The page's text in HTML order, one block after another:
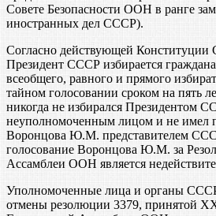
Совете Безопасности ООН в ранге
иностранных дел СССР).
Согласно действующей Конституции
Президент СССР избирается
всеобщего, равного и прямого
тайном голосовании сроком на пять
никогда не избирался Президентом
неуполномоченным лицом и не имел
Воронцова Ю.М. представителем
голосование Воронцова Ю.М. за
Ассамблеи ООН является
Уполномоченные лица и органы
отмены резолюции 3379, принятой